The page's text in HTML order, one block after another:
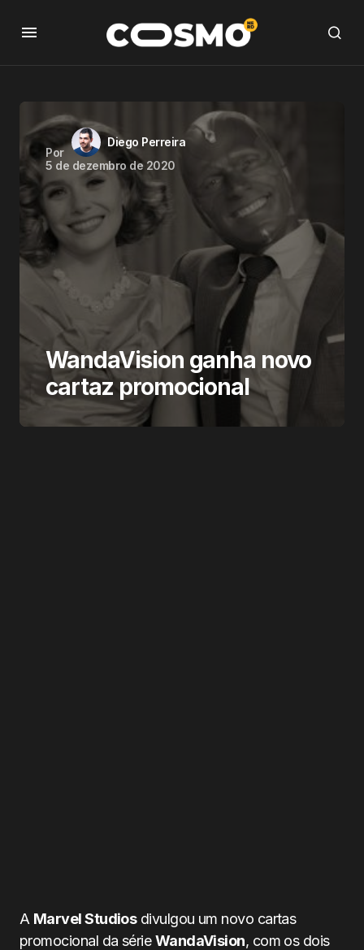
Por
Diego Perreira
5 de dezembro de 2020
WandaVision ganha novo
cartaz promocional
A Marvel Studiosdivulgou um novo cartas
promocional da sérieWandaVision, com os dois